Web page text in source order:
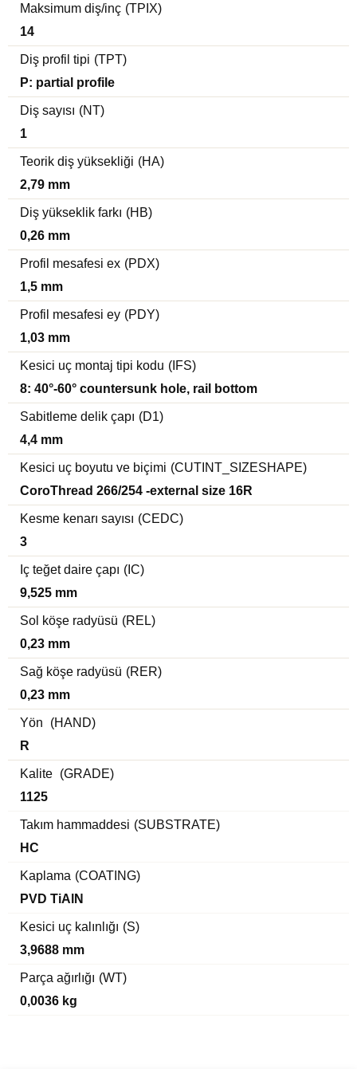
Maksimum diş/inç (TPIX)
14
Diş profil tipi (TPT)
P: partial profile
Diş sayısı (NT)
1
Teorik diş yüksekliği (HA)
2,79 mm
Diş yükseklik farkı (HB)
0,26 mm
Profil mesafesi ex (PDX)
1,5 mm
Profil mesafesi ey (PDY)
1,03 mm
Kesici uç montaj tipi kodu (IFS)
8: 40°-60° countersunk hole, rail bottom
Sabitleme delik çapı (D1)
4,4 mm
Kesici uç boyutu ve biçimi (CUTINT_SIZESHAPE)
CoroThread 266/254 -external size 16R
Kesme kenarı sayısı (CEDC)
3
Iç teğet daire çapı (IC)
9,525 mm
Sol köşe radyüsü (REL)
0,23 mm
Sağ köşe radyüsü (RER)
0,23 mm
Yön
(HAND)
R
Kalite (GRADE)
1125
Takım hammaddesi (SUBSTRATE)
HC
Kaplama (COATING)
PVD TiAlN
Kesici uç kalınlığı (S)
3,9688 mm
Parça ağırlığı (WT)
0,0036 kg